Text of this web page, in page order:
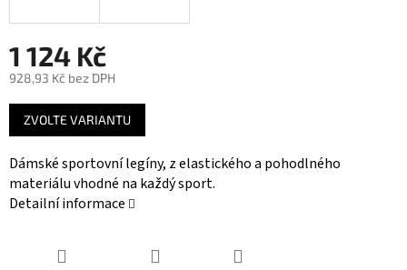
1 124 Kč
928,93 Kč bez DPH
Měrná
cena:
ZVOLTE VARIANTU
Dámské sportovní legíny, z elastického a pohodlného
materiálu vhodné na každý sport.
Detailní informace